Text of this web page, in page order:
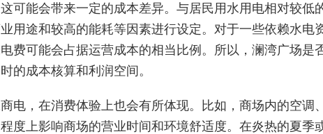
可能会带来一定的成本差异。与居民用水用电相对较低
用途和较高的能耗等因素进行设定。对于一些依赖水电
费可能会占据运营成本的相当比例。所以，澜湾广场是
的成本核算和利润空间。
电，在消费体验上也会有所体现。比如，商场内的空调
度上影响商场的营业时间和环境舒适度。在炎热的夏季